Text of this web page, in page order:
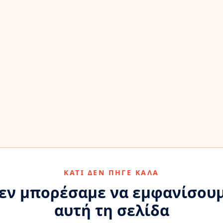
ΚΆΤΙ ΔΕΝ ΠΉΓΕ ΚΑΛΆ
μπορέσαμε να
αυτή τη σελίδα